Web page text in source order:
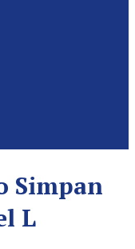
Simpan
L